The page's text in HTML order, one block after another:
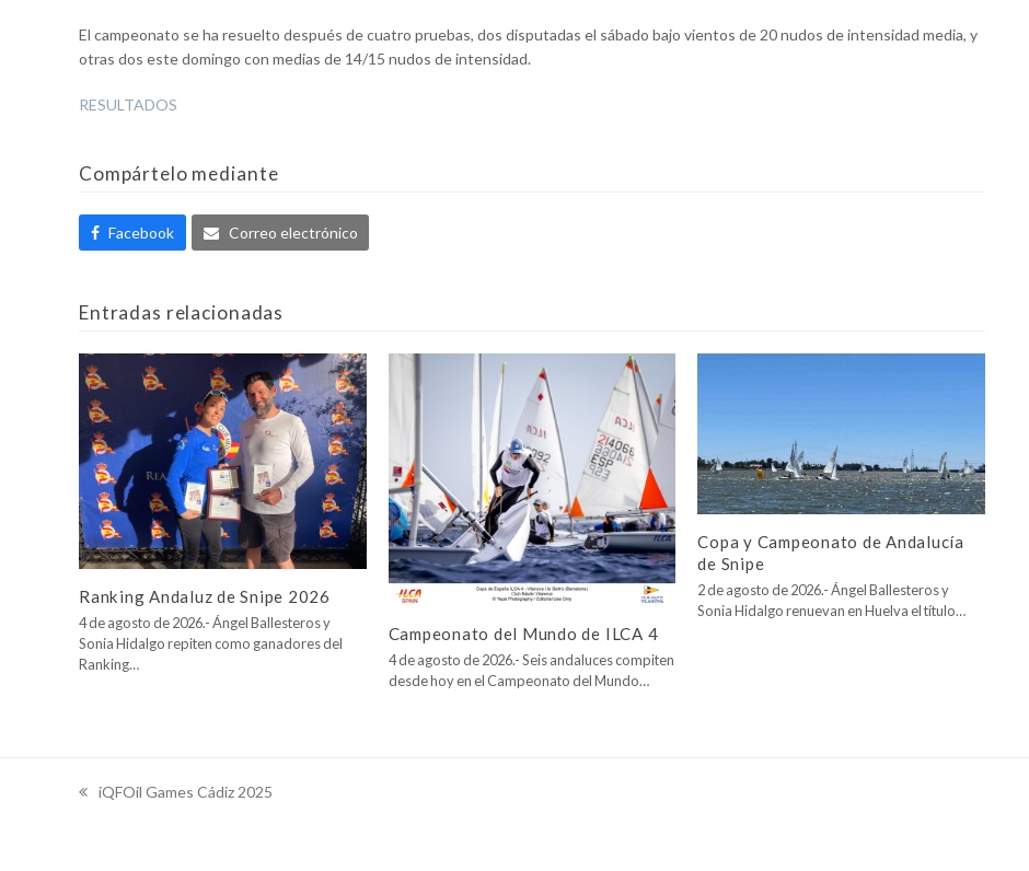
El campeonato se ha resuelto después de cuatro pruebas, dos disputadas el sábado bajo vientos de 20 nudos de intensidad media, y
otras dos este domingo con medias de 14/15 nudos de intensidad.
RESULTADOS
Compártelo mediante
Facebook Correo electrónico
Entradas relacionadas
Ranking Andaluz de Snipe 2026
4 de agosto de 2026.- Ángel Ballesteros y
Sonia Hidalgo repiten como ganadores del
Ranking…
Campeonato del Mundo de ILCA 4
4 de agosto de 2026.- Seis andaluces compiten
desde hoy en el Campeonato del Mundo…
Copa y Campeonato de Andalucía
de Snipe
2 de agosto de 2026.- Ángel Ballesteros y
Sonia Hidalgo renuevan en Huelva el título…
previous
iQFOil Games Cádiz 2025